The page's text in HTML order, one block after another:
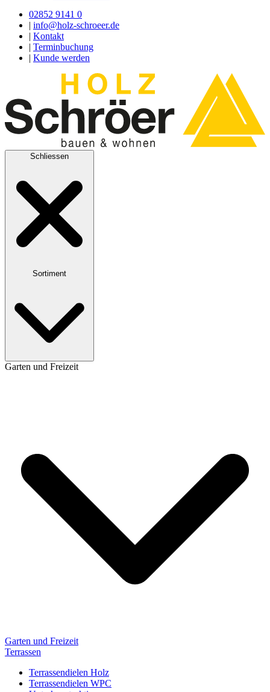
02852 9141 0
info@holz-schroeer.de
Kontakt
Terminbuchung
Kunde werden
Schliessen
Sortiment
Garten und Freizeit
Garten und Freizeit
Terrassen
Terrassendielen Holz
Terrassendielen WPC